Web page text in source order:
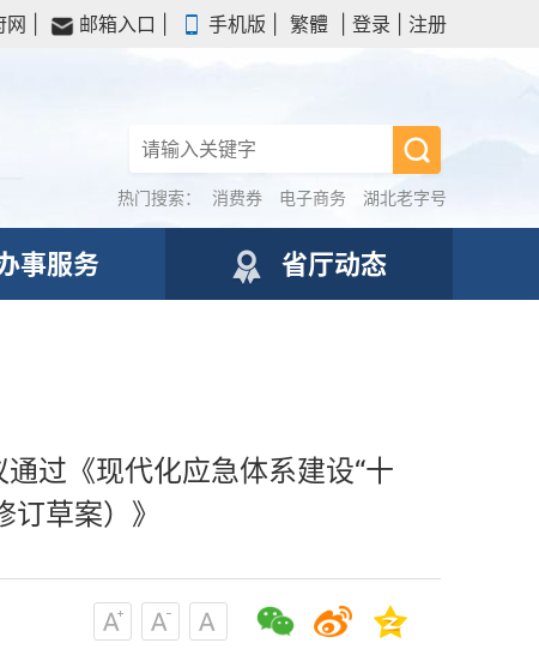
网 邮箱入口 手机版 繁體 登录 注册
热门搜索： 消费券 电子商务 湖北老字号
事服务 省厅动态
过《现代化应急体系建设“十
草案）》